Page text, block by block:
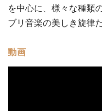
を中心に、様々な種類
ブリ音楽の美しき旋律
動画